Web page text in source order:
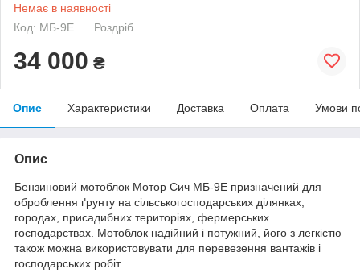
Немає в наявності
Код: МБ-9Е
Роздріб
34 000 ₴
Опис Характеристики Доставка Оплата Умови
Опис
Бензиновий мотоблок Мотор Сич МБ-9Е призначений для
оброблення ґрунту на сільськогосподарських ділянках,
городах, присадибних територіях, фермерських
господарствах. Мотоблок надійний і потужний, його з легкістю
також можна використовувати для перевезення вантажів і
господарських робіт.